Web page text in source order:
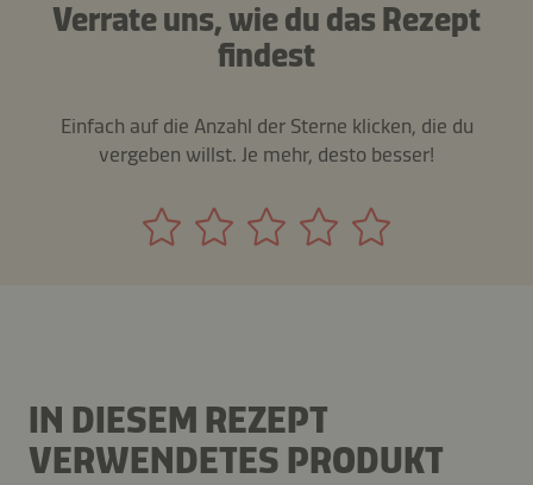
Verrate uns, wie du das Rezept
findest
Einfach auf die Anzahl der Sterne klicken, die du
vergeben willst. Je mehr, desto besser!
IN DIESEM REZEPT
VERWENDETES PRODUKT